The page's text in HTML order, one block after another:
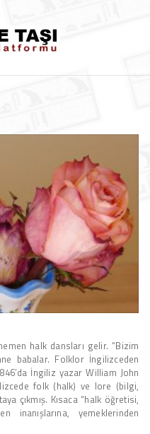
halk dansları gelir. “Bizim
babalar. Folklor İngilizceden
İngiliz yazar William John
folk (halk) ve lore (bilgi,
çıkmış. Kısaca “halk öğretisi,
inanışlarına, yemeklerinden